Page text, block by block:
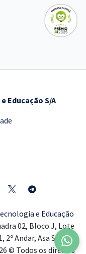
Educação S/A
e Educação
02, Bloco J, Lote
2º Andar, Asa Sul,
© Todos os direitos